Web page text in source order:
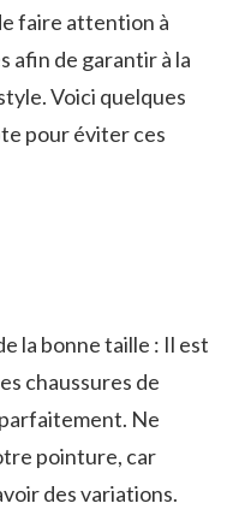
faire​ attention à
afin de garantir⁢ à ‍la
Voici quelques
pour ​éviter‍ ces
la bonne‍ taille : Il est
chaussures de
Ne
pointure, car
des variations.